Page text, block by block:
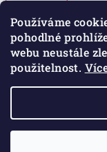
Používáme
pohodlné
webu neustále
použitelnost.
bílý čaj pravý, 50g
Copyright 2026